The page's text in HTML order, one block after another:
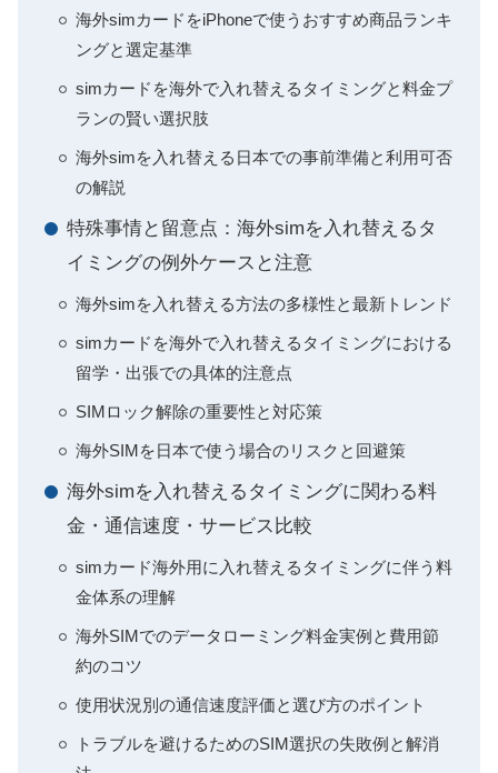
海外simカードをiPhoneで使うおすすめ商品ランキ
ングと選定基準
simカードを海外で入れ替えるタイミングと料金プ
ランの賢い選択肢
海外simを入れ替える日本での事前準備と利用可否
の解説
特殊事情と留意点：海外simを入れ替えるタ
イミングの例外ケースと注意
海外simを入れ替える方法の多様性と最新トレンド
simカードを海外で入れ替えるタイミングにおける
留学・出張での具体的注意点
SIMロック解除の重要性と対応策
海外SIMを日本で使う場合のリスクと回避策
海外simを入れ替えるタイミングに関わる料
金・通信速度・サービス比較
simカード海外用に入れ替えるタイミングに伴う料
金体系の理解
海外SIMでのデータローミング料金実例と費用節
約のコツ
使用状況別の通信速度評価と選び方のポイント
トラブルを避けるためのSIM選択の失敗例と解消